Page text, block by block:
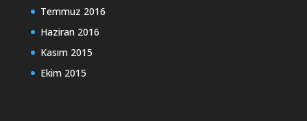
Temmuz 2016
Haziran 2016
Kasım 2015
Ekim 2015